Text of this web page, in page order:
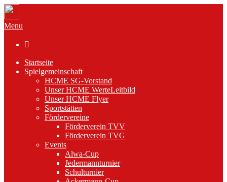
Menu

Startseite
Spielgemeinschaft
HCME SG-Vorstand
Unser HCME WerteLeitbild
Unser HCME Flyer
Sportstätten
Fördervereine
Förderverein TVV
Förderverein TVG
Events
Alwa-Cup
Jedermannturnier
Schulturnier